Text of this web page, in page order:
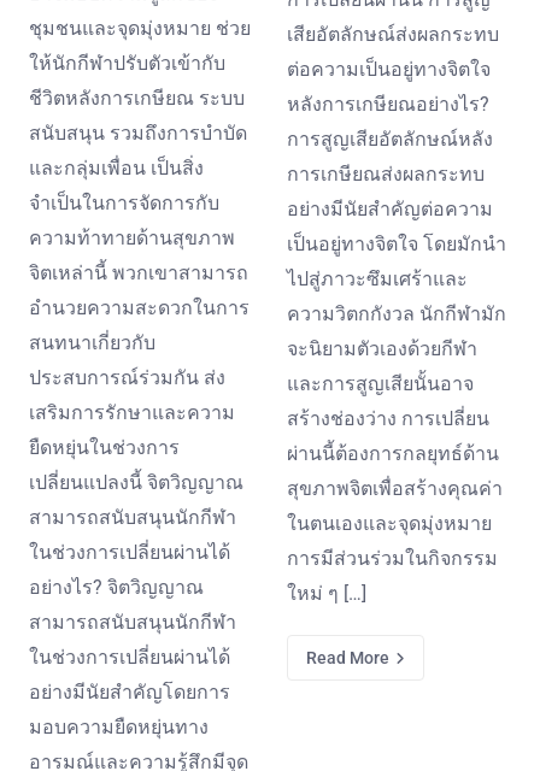
ชุมชนและจุดมุ่งหมาย ช่วย
ให้นักกีฬาปรับตัวเข้ากับ
ชีวิตหลังการเกษียณ ระบบ
สนับสนุน รวมถึงการบำบัด
และกลุ่มเพื่อน เป็นสิ่ง
จำเป็นในการจัดการกับ
ความท้าทายด้านสุขภาพ
จิตเหล่านี้ พวกเขาสามารถ
อำนวยความสะดวกในการ
สนทนาเกี่ยวกับ
ประสบการณ์ร่วมกัน ส่ง
เสริมการรักษาและความ
ยืดหยุ่นในช่วงการ
เปลี่ยนแปลงนี้ จิตวิญญาณ
สามารถสนับสนุนนักกีฬา
ในช่วงการเปลี่ยนผ่านได้
อย่างไร? จิตวิญญาณ
สามารถสนับสนุนนักกีฬา
ในช่วงการเปลี่ยนผ่านได้
อย่างมีนัยสำคัญโดยการ
มอบความยืดหยุ่นทาง
อารมณ์และความรู้สึกมีจุด
เสียอัตลักษณ์ส่งผลกระทบ
ต่อความเป็นอยู่ทางจิตใจ
หลังการเกษียณอย่างไร?
การสูญเสียอัตลักษณ์หลัง
การเกษียณส่งผลกระทบ
อย่างมีนัยสำคัญต่อความ
เป็นอยู่ทางจิตใจ โดยมักนำ
ไปสู่ภาวะซึมเศร้าและ
ความวิตกกังวล นักกีฬามัก
จะนิยามตัวเองด้วยกีฬา
และการสูญเสียนั้นอาจ
สร้างช่องว่าง การเปลี่ยน
ผ่านนี้ต้องการกลยุทธ์ด้าน
สุขภาพจิตเพื่อสร้างคุณค่า
ในตนเองและจุดมุ่งหมาย
การมีส่วนร่วมในกิจกรรม
ใหม่ ๆ […]
Read More